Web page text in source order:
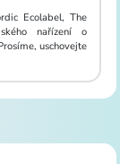
Ecolabel, The
nařízení o
uschovejte